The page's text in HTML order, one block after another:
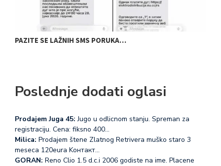
PAZITE SE LAŽNIH SMS PORUKA…
Poslednje dodati oglasi
Prodajem Juga 45: Jugo u odlicnom stanju. Spreman za
registraciju. Cena: fiksno 400…
Milica: Prodajem štene Zlatnog Retrivera muško staro 3
meseca 120eura Koнтакт…
GORAN: Reno Clio 1.5 d.c.i 2006 godiste na ime. Placene